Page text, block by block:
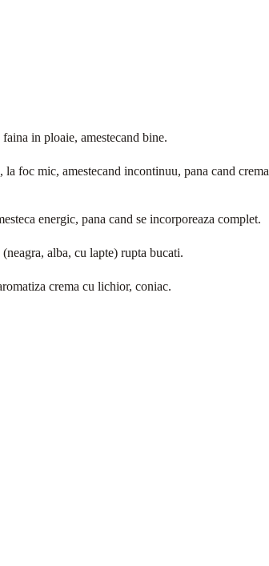
in ploaie, amestecand bine.
foc mic, amestecand incontinuu, pana cand crema
energic, pana cand se incorporeaza complet.
alba, cu lapte) rupta bucati.
crema cu lichior, coniac.